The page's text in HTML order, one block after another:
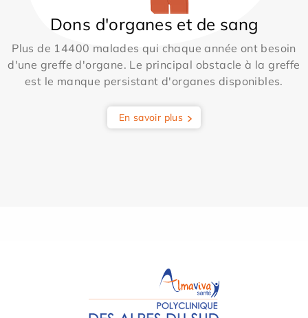
Dons d'organes et de sang
Plus de 14400 malades qui chaque année ont besoin
d'une greffe d'organe. Le principal obstacle à la greffe
est le manque persistant d'organes disponibles.
En savoir plus